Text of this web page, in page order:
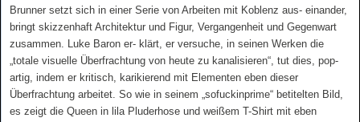
Brunner setzt sich in einer Serie von Arbeiten mit Koblenz aus‐ einander,
bringt skizzenhaft Architektur und Figur, Vergangenheit und Gegenwart
zusammen. Luke Baron er‐ klärt, er versuche, in seinen Werken die
„totale visuelle Überfrachtung von heute zu kanalisieren“, tut dies, pop-
artig, indem er kritisch, karikierend mit Elementen eben dieser
Überfrachtung arbeitet. So wie in seinem „sofuckinprime“ betitelten Bild,
es zeigt die Queen in lila Pluderhose und weißem T-Shirt mit eben